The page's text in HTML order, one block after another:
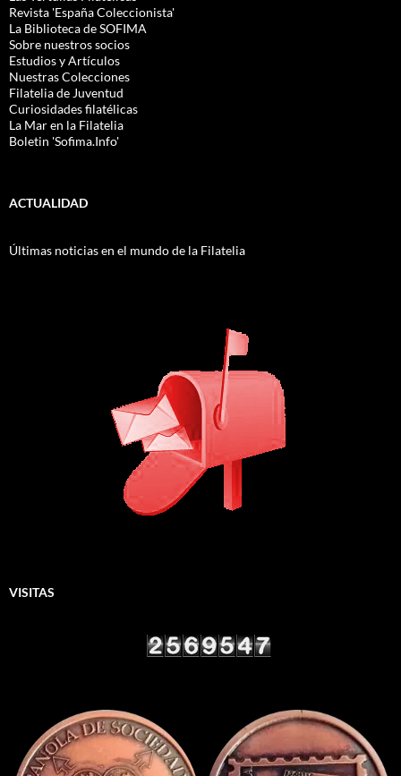
Revista 'España Coleccionista'
La Biblioteca de SOFIMA
Sobre nuestros socios
Estudios y Artículos
Nuestras Colecciones
Filatelia de Juventud
Curiosidades filatélicas
La Mar en la Filatelia
Boletin 'Sofima.Info'
ACTUALIDAD
Últimas noticias en el mundo de la Filatelia
VISITAS